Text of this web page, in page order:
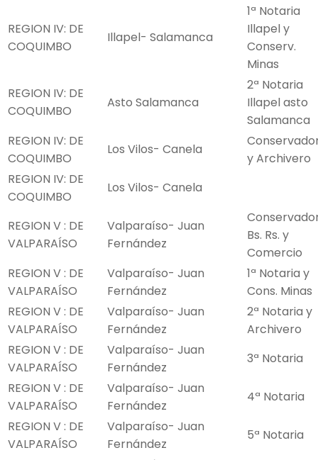
REGION IV: DE
COQUIMBO
Illapel- Salamanca
1ª Notaria
Illapel y
Conserv.
Minas
REGION IV: DE
COQUIMBO
Asto Salamanca
2ª Notaria
Illapel asto
Salamanca
REGION IV: DE
COQUIMBO
Los Vilos- Canela
y Archivero
REGION IV: DE
COQUIMBO
Los Vilos- Canela
REGION V : DE
VALPARAÍSO
Valparaíso- Juan
Fernández
Bs. Rs. y
Comercio
REGION V : DE
VALPARAÍSO
Valparaíso- Juan
Fernández
1ª Notaria y
Cons. Minas
REGION V : DE
VALPARAÍSO
Valparaíso- Juan
Fernández
2ª Notaria y
Archivero
REGION V : DE
VALPARAÍSO
Valparaíso- Juan
Fernández
3ª Notaria
REGION V : DE
VALPARAÍSO
Valparaíso- Juan
Fernández
4ª Notaria
REGION V : DE
VALPARAÍSO
Valparaíso- Juan
Fernández
5ª Notaria